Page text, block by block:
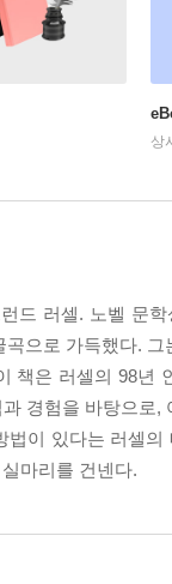
상
드 러셀. 노벨 문
으로 가득했다.
책은 러셀의 98년
경험을 바탕으로
법이 있다는 러셀
마리를 건넨다.